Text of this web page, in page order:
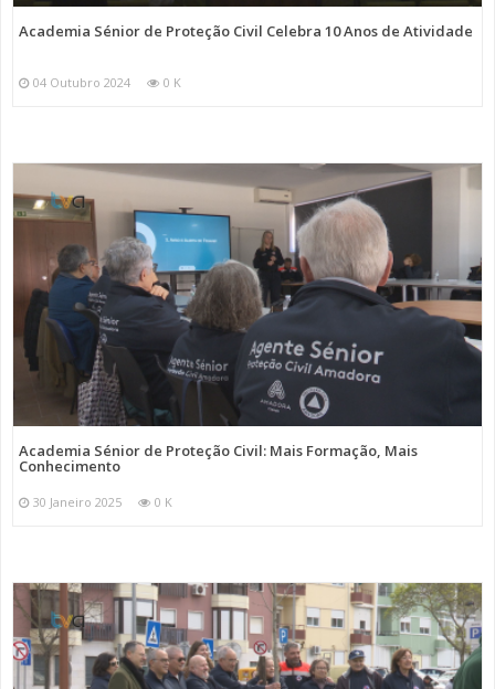
Academia Sénior de Proteção Civil Celebra 10 Anos de Atividade
04 Outubro 2024 0 K
Academia Sénior de Proteção Civil: Mais Formação, Mais
Conhecimento
30 Janeiro 2025 0 K